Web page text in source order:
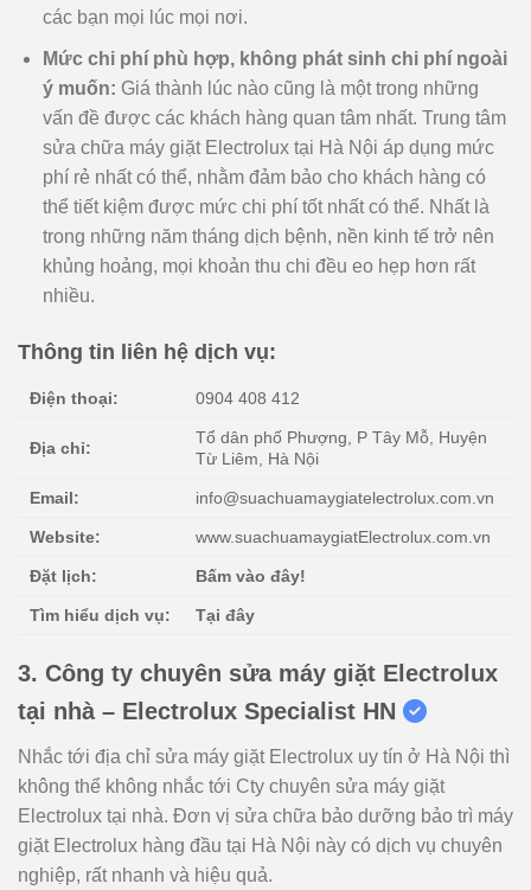
các bạn mọi lúc mọi nơi.
Mức chi phí phù hợp, không phát sinh chi phí ngoài
ý muốn: Giá thành lúc nào cũng là một trong những
vấn đề được các khách hàng quan tâm nhất. Trung tâm
sửa chữa máy giặt Electrolux tại Hà Nội áp dụng mức
phí rẻ nhất có thể, nhằm đảm bảo cho khách hàng có
thể tiết kiệm được mức chi phí tốt nhất có thể. Nhất là
trong những năm tháng dịch bệnh, nền kinh tế trở nên
khủng hoảng, mọi khoản thu chi đều eo hẹp hơn rất
nhiều.
Thông tin liên hệ dịch vụ:
Điện thoại: 0904 408 412
Địa chỉ:
Tổ dân phố Phượng, P Tây Mỗ, Huyện
Từ Liêm, Hà Nội
Email: info@suachuamaygiatelectrolux.com.vn
Website: www.suachuamaygiatElectrolux.com.vn
Đặt lịch: Bấm vào đây!
Tìm hiểu dịch vụ: Tại đây
3. Công ty chuyên sửa máy giặt Electrolux
tại nhà – Electrolux Specialist HN
Nhắc tới địa chỉ sửa máy giặt Electrolux uy tín ở Hà Nội thì
không thể không nhắc tới Cty chuyên sửa máy giặt
Electrolux tại nhà. Đơn vị sửa chữa bảo dưỡng bảo trì máy
giặt Electrolux hàng đầu tại Hà Nội này có dịch vụ chuyên
nghiệp, rất nhanh và hiệu quả.